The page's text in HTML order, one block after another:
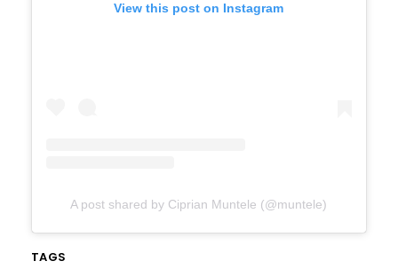
View this post on Instagram
A post shared by Ciprian Muntele (@muntele)
TAGS